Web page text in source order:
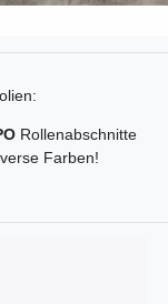
Rollenabschnitte
Farben!